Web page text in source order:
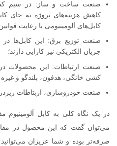
صنعت ساخت و ساز: در سیم
کاهش هزینه‌های پروژه به جای
کابل‌های آلومینیومی با رعایت
صنعت توزیع برق: این کابل‌ها در
جریان الکتریکی نیز کارایی دارند؛
صنعت ارتباطات: این محصولات
کشی خانگی، هدفون، بلندگو و غیره
صنعت خودروسازی، اربتاطات
می‌توان گفت که این محصول در
صرفه‌تر بوده و شما عزیزان